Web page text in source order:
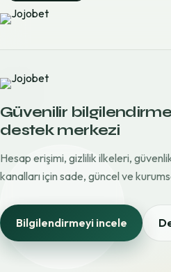
Güvenilir
destek merkezi
Hesap erişimi, gizlilik ilkeleri,
kanalları için sade, güncel ve
Bilgilendirmeyi incele